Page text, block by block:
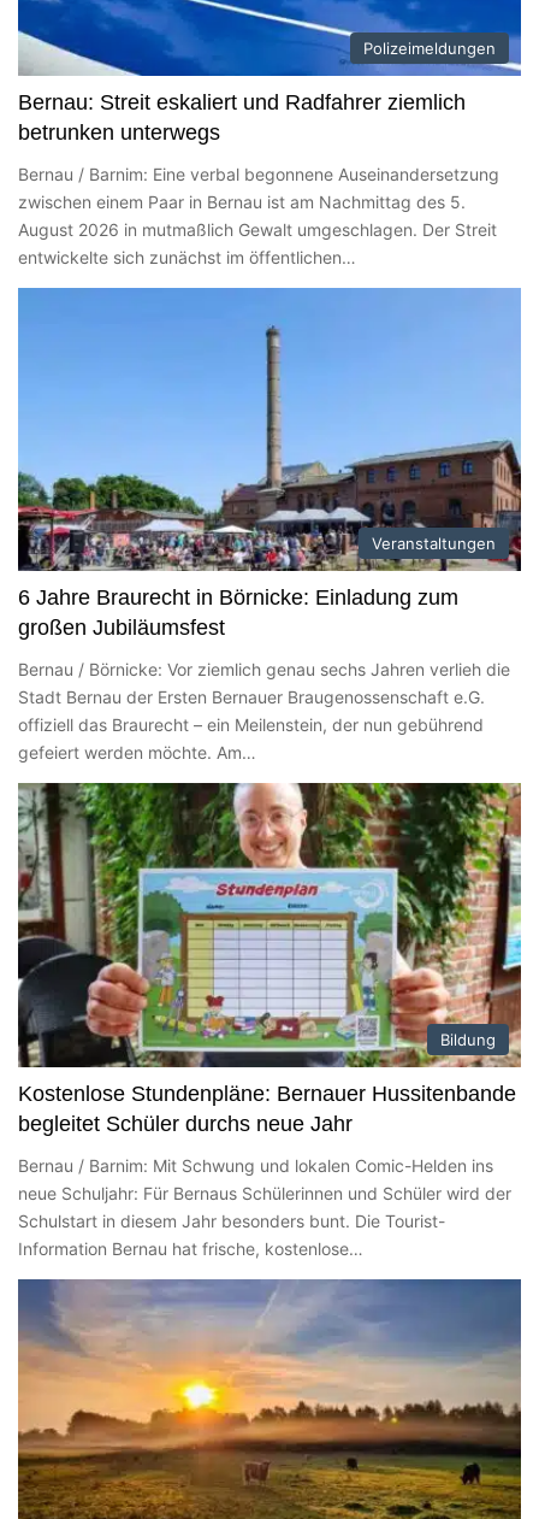
Polizeimeldungen
Bernau: Streit eskaliert und Radfahrer ziemlich
betrunken unterwegs
Bernau / Barnim: Eine verbal begonnene Auseinandersetzung
zwischen einem Paar in Bernau ist am Nachmittag des 5.
August 2026 in mutmaßlich Gewalt umgeschlagen. Der Streit
entwickelte sich zunächst im öffentlichen…
Veranstaltungen
6 Jahre Braurecht in Börnicke: Einladung zum
großen Jubiläumsfest
Bernau / Börnicke: Vor ziemlich genau sechs Jahren verlieh die
Stadt Bernau der Ersten Bernauer Braugenossenschaft e.G.
offiziell das Braurecht – ein Meilenstein, der nun gebührend
gefeiert werden möchte. Am…
Bildung
Kostenlose Stundenpläne: Bernauer Hussitenbande
begleitet Schüler durchs neue Jahr
Bernau / Barnim: Mit Schwung und lokalen Comic-Helden ins
neue Schuljahr: Für Bernaus Schülerinnen und Schüler wird der
Schulstart in diesem Jahr besonders bunt. Die Tourist-
Information Bernau hat frische, kostenlose…